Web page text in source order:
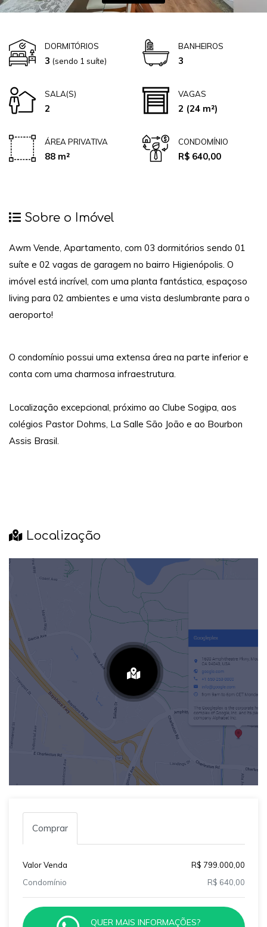
DORMITÓRIOS
3 (sendo 1 suíte)
BANHEIROS
3
SALA(S)
2
VAGAS
2 (24 m²)
ÁREA PRIVATIVA
88 m²
CONDOMÍNIO
R$ 640,00
Sobre o Imóvel
Awm Vende, Apartamento, com 03 dormitórios sendo 01
suíte e 02 vagas de garagem no bairro Higienópolis. O
imóvel está incrível, com uma planta fantástica, espaçoso
living para 02 ambientes e uma vista deslumbrante para o
aeroporto!
O condomínio possui uma extensa área na parte inferior e
conta com uma charmosa infraestrutura.
Localização excepcional, próximo ao Clube Sogipa, aos
colégios Pastor Dohms, La Salle São João e ao Bourbon
Assis Brasil.
Localização
Comprar
Valor Venda
R$ 799.000,00
Condomínio
R$ 640,00
QUER MAIS INFORMAÇÕES?